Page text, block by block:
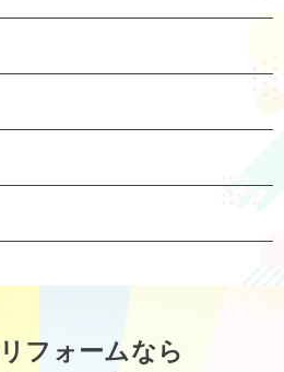
フォームなら